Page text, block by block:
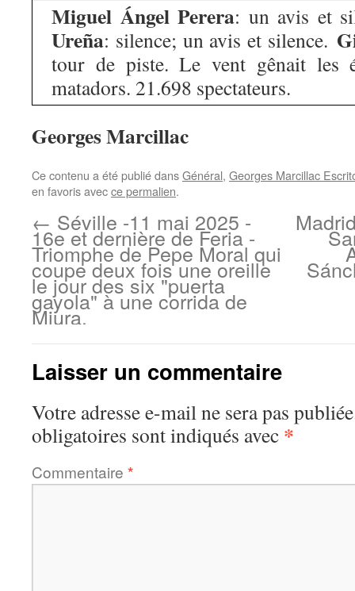
Miguel Ángel Perera: un avis et
Ureña: silence; un avis et silence.
tour de piste. Le vent gênait les
matadors. 21.698 spectateurs.
Georges Marcillac
Ce contenu a été publié dansGénéral, Georges Marcillac
en favoris avecce permalien.
← Séville -11 mai 2025 -
16e et dernière de Feria -
Triomphe de Pepe Moral qui
coupe deux fois une oreille
le jour des six "puerta
gayola" à une corrida de
Miura.
Laisser un commentaire
Votre adresse e-mail ne sera pas
obligatoires sont indiqués avec *
Commentaire *